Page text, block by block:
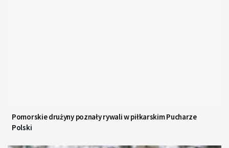
Pomorskie drużyny poznały rywali w piłkarskim Pucharze
Polski